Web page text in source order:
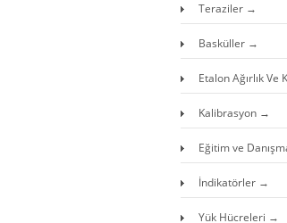
Teraziler
Basküller
Etalon Ağırlık Ve
Kalibrasyon
Eğitim ve
İndikatörler
Yük Hücreleri